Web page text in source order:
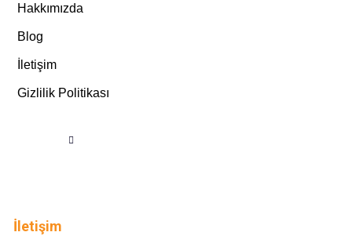
Hakkımızda
Blog
İletişim
Gizlilik Politikası
İletişim